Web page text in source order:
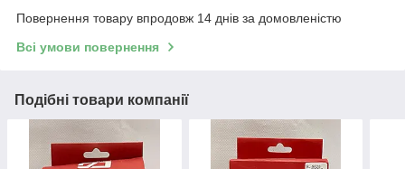
Повернення товару впродовж 14 днів за домовленістю
Всі умови повернення
Подібні товари компанії